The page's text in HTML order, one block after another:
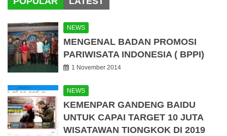
NEWS
MENGENAL BADAN PROMOSI
PARIWISATA INDONESIA ( BPPI)
1 November 2014
NEWS
KEMENPAR GANDENG BAIDU
UNTUK CAPAI TARGET 10 JUTA
WISATAWAN TIONGKOK DI 2019